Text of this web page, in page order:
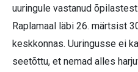
uuringule vastanud
Raplamaal läbi 26. märtsist
keskkonnas. Uuringusse ei
seetõttu, et nemad alles